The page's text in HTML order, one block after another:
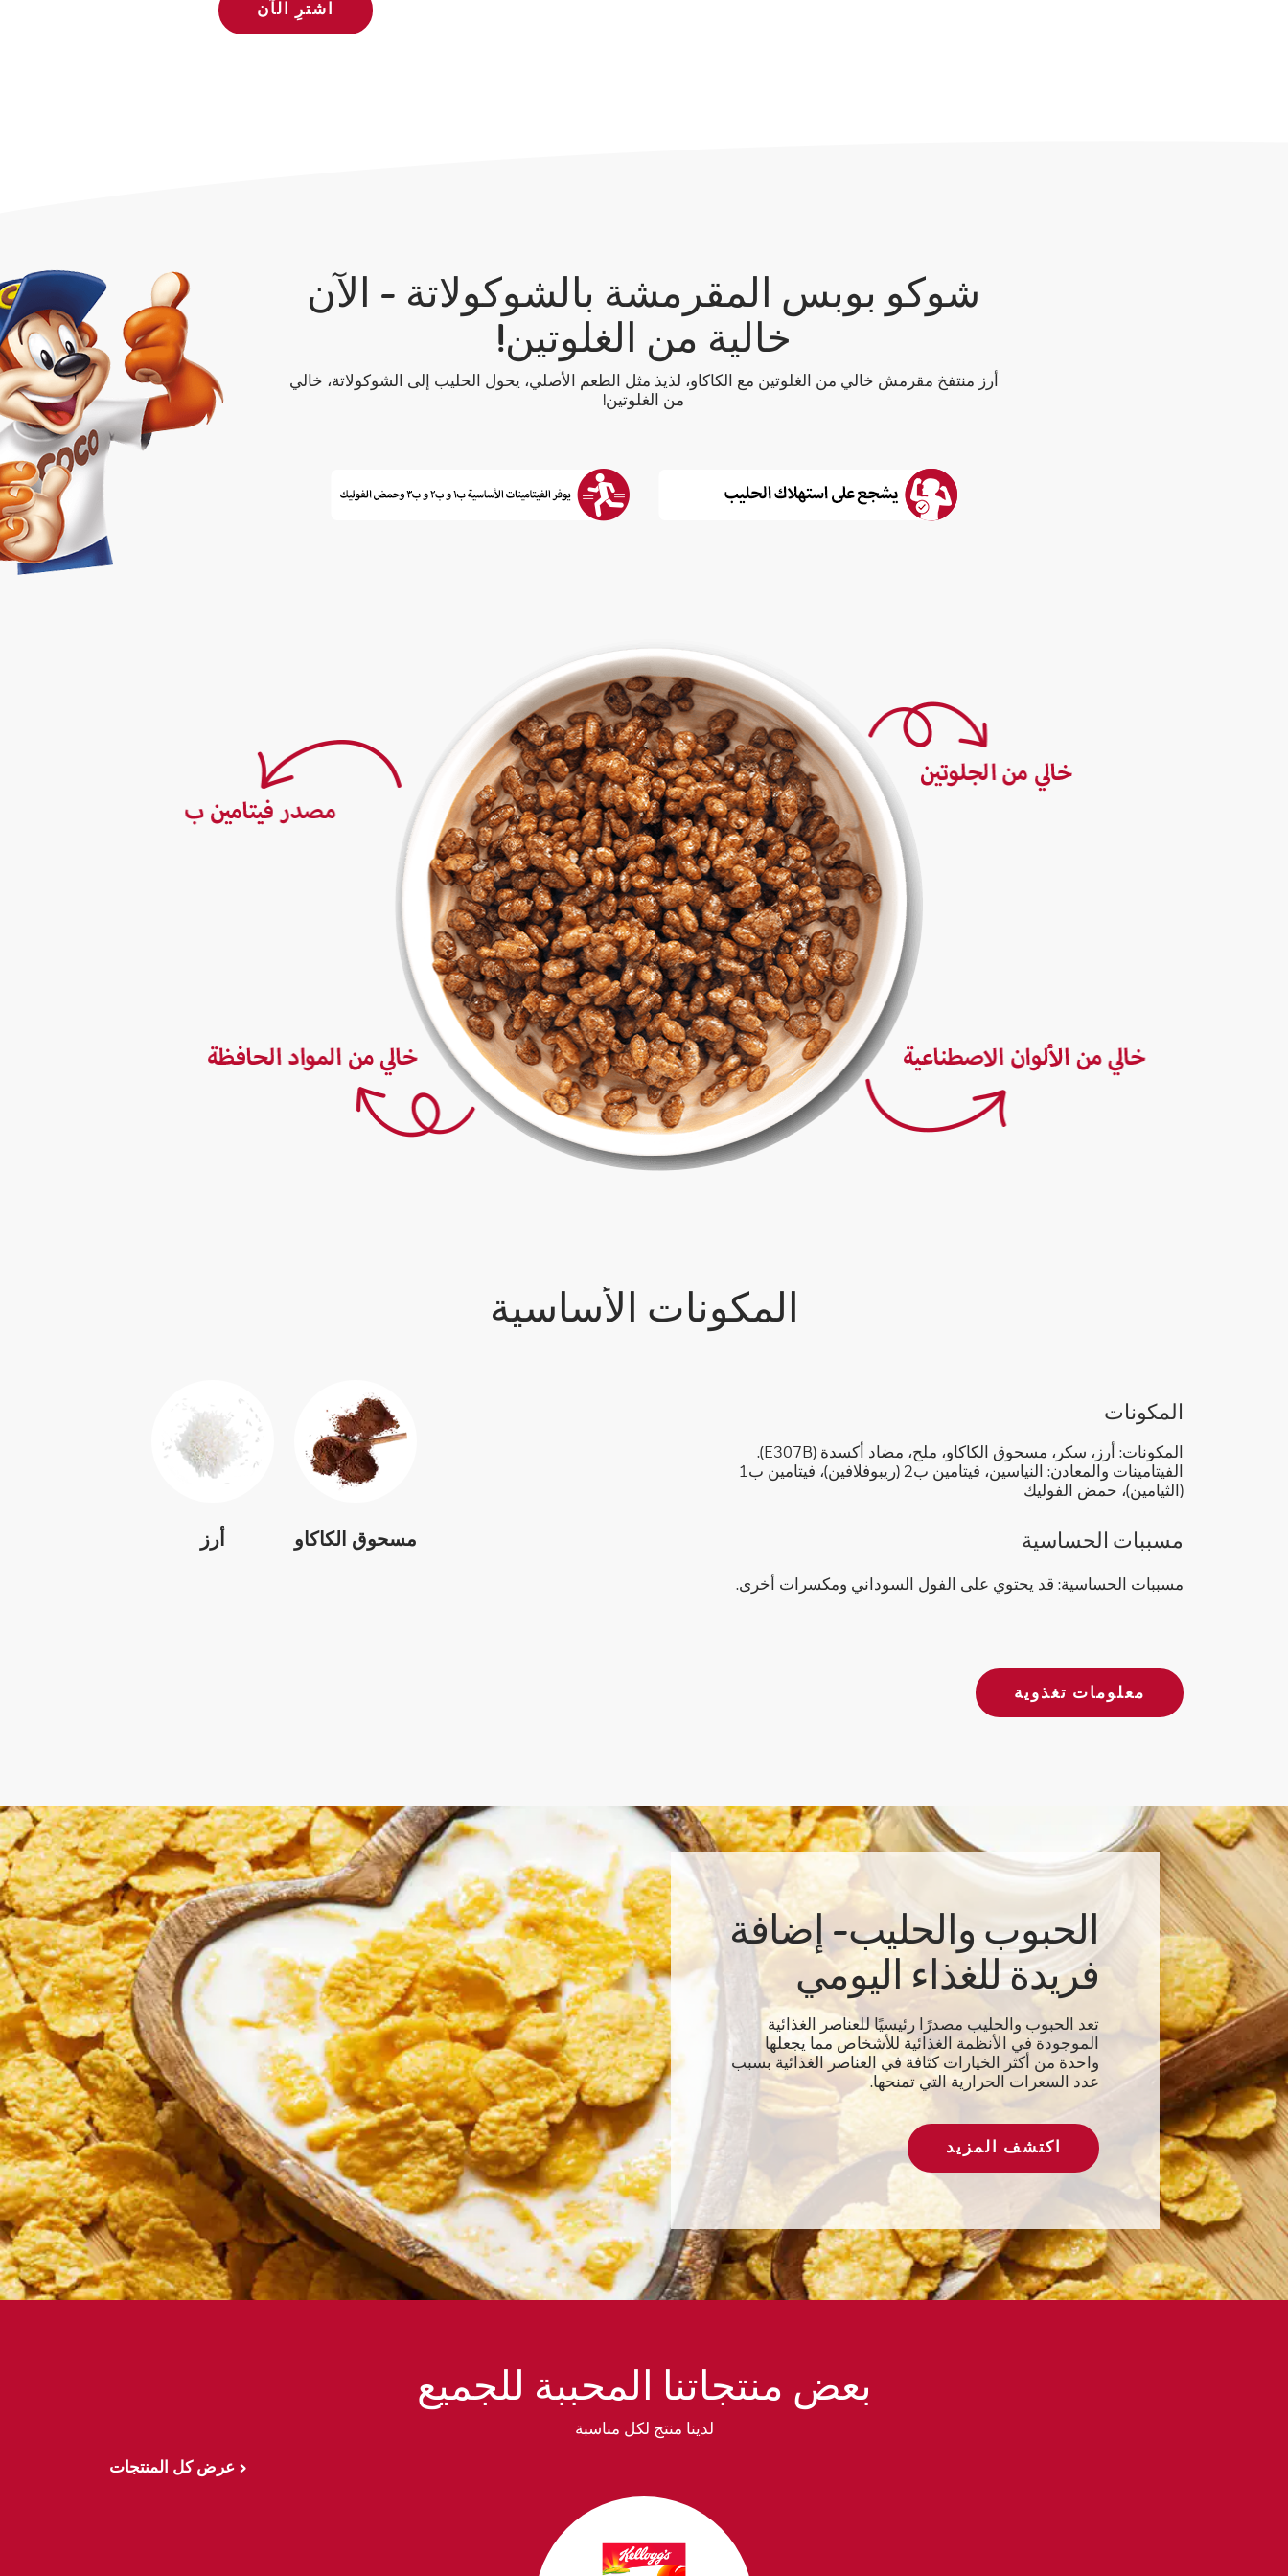
اشترِ الآن
شوكو بوبس المقرمشة بالشوكولاتة - الآن
خالية من الغلوتين!
أرز منتفخ مقرمش خالي من الغلوتين مع الكاكاو، لذيذ مثل الطعم الأصلي، يحول الحليب إلى الشوكولاتة، خالي
من الغلوتين!
المكونات الأساسية
أرز مسحوق الكاكاو
المكونات
المكونات: أرز، سكر، مسحوق الكاكاو، ملح، مضاد أكسدة (E307B).
الفيتامينات والمعادن: النياسين، فيتامين ب2 (ريبوفلافين)، فيتامين ب1
(الثيامين)، حمض الفوليك
مسببات الحساسية
مسببات الحساسية: قد يحتوي على الفول السوداني ومكسرات أخرى.
معلومات تغذوية
الحبوب والحليب- إضافة
فريدة للغذاء اليومي
تعد الحبوب والحليب مصدرًا رئيسيًا للعناصر الغذائية
الموجودة في الأنظمة الغذائية للأشخاص مما يجعلها
واحدة من أكثر الخيارات كثافة في العناصر الغذائية بسبب
عدد السعرات الحرارية التي تمنحها.
اكتشف المزيد
بعض منتجاتنا المحببة للجميع
لدينا منتج لكل مناسبة
عرض كل المنتجات >